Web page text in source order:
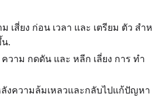
เสี่ยง ก่อน เวลา และ เตรียม ตัว สําห
น.
ความ กดดัน และ หลีก เลี่ยง การ ทํา
ลังความล้มเหลวและกลับไปแก้ปัญหา